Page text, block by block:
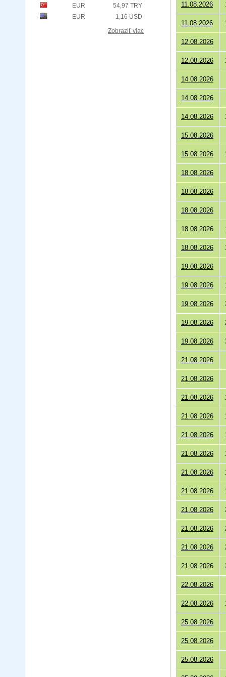
11.08.2026
11.08.2026
12.08.2026
12.08.2026
14.08.2026
14.08.2026
14.08.2026
15.08.2026
15.08.2026
18.08.2026
18.08.2026
18.08.2026
18.08.2026
18.08.2026
19.08.2026
19.08.2026
19.08.2026
19.08.2026
19.08.2026
21.08.2026
21.08.2026
21.08.2026
21.08.2026
21.08.2026
21.08.2026
21.08.2026
21.08.2026
21.08.2026
21.08.2026
21.08.2026
21.08.2026
22.08.2026
22.08.2026
25.08.2026
25.08.2026
25.08.2026
EUR
54,97 TRY
EUR
1,16 USD
Zobraziť viac